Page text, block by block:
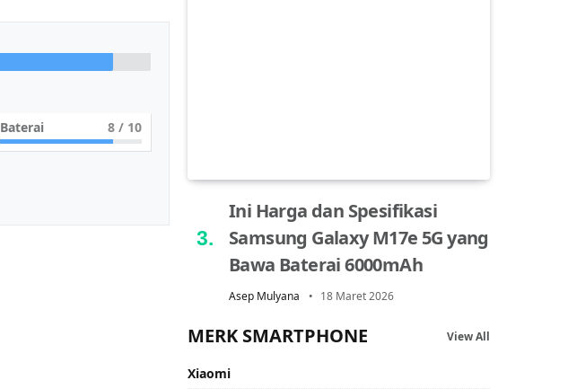
Baterai 8 / 10
Ini Harga dan Spesifikasi
Samsung Galaxy M17e 5G yang
Bawa Baterai 6000mAh
Asep Mulyana 18 Maret 2026
MERK SMARTPHONE View All
Xiaomi